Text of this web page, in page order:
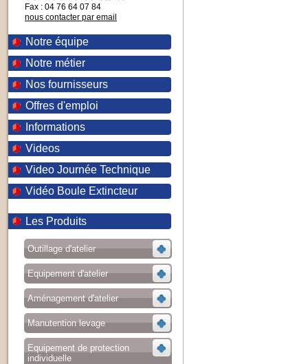
Fax : 04 76 64 07 84
nous contacter par email
Notre équipe
Notre métier
Nos fournisseurs
Offres d'emploi
Informations
Videos
Video Journée Technique
Vidéo Boule Extincteur
Les Produits
Outillage d'atelier
Equipement d'atelier
Aménagement d'atelier
Manutention levage
Equipement de protection
individuelle